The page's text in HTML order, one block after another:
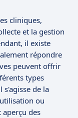
cliniques,
et la gestion
il existe
répondre
peuvent offrir
types
s'agisse de la
ou
aperçu des